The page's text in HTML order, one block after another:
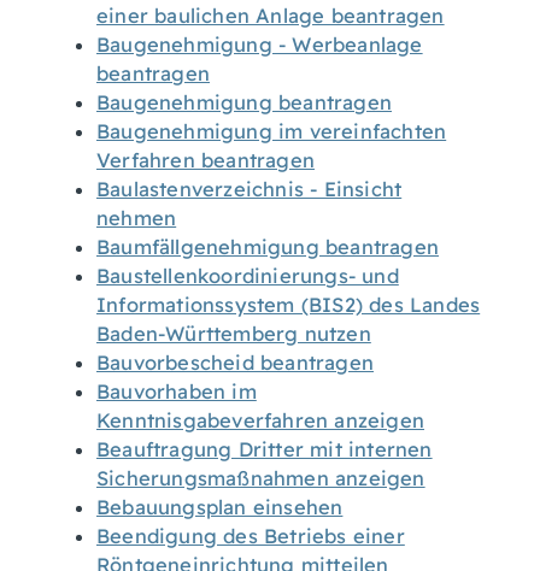
einer baulichen Anlage beantragen
Baugenehmigung - Werbeanlage
beantragen
Baugenehmigung beantragen
Baugenehmigung im vereinfachten
Verfahren beantragen
Baulastenverzeichnis - Einsicht
nehmen
Baumfällgenehmigung beantragen
Baustellenkoordinierungs- und
Informationssystem (BIS2) des Landes
Baden-Württemberg nutzen
Bauvorbescheid beantragen
Bauvorhaben im
Kenntnisgabeverfahren anzeigen
Beauftragung Dritter mit internen
Sicherungsmaßnahmen anzeigen
Bebauungsplan einsehen
Beendigung des Betriebs einer
Röntgeneinrichtung mitteilen